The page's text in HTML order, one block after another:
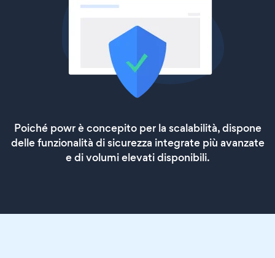
Poiché powr è concepito per la scalabilità, dispone
delle funzionalità di sicurezza integrate più avanzate
e di volumi elevati disponibili.